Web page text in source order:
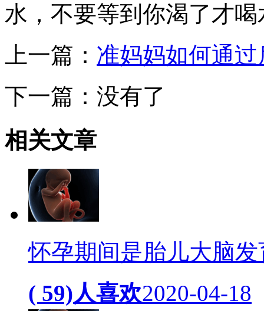
水，不要等到你渴了才
上一篇： 准妈妈如何通
下一篇：没有了
相关文章
怀孕期间是胎儿大脑
( 59)人喜欢2020-04-18